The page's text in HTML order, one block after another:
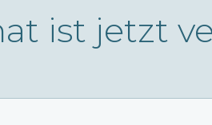
ist jetzt